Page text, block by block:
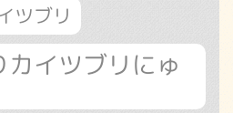
ツブリ
イツブリにゅ